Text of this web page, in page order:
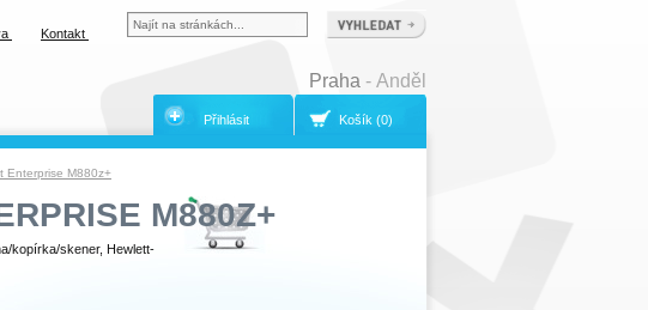
Enterprise M880z+
M880Z+
kopírka/skener, Hewlett-
Kontakt
Praha - Anděl
Košík (0)
Přihlásit